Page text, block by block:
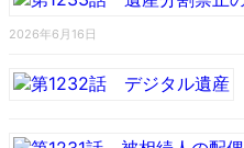
2026年6月16日